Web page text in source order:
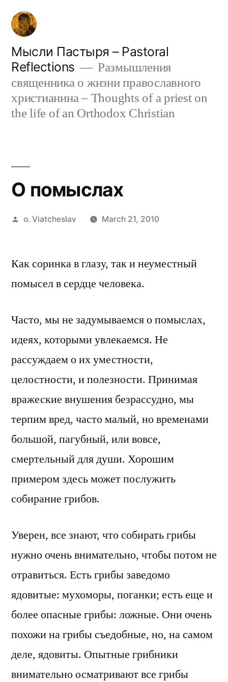
Skip
content
Мысли Пастыря – Pastoral
Reflections
Размышления
священника о жизни православного
христианина – Thoughts of a priest on
the life of an Orthodox Christian
О помыслах
Posted
o. Viatcheslav March 21, 2010
Как соринка в глазу, так и неуместный
помысел в сердце человека.
Часто, мы не задумываемся о помыслах,
идеях, которыми увлекаемся. Не
рассуждаем о их уместности,
целостности, и полезности. Принимая
вражеские внушения безрассудно, мы
терпим вред, часто малый, но временами
большой, пагубный, или вовсе,
смертельный для души. Хорошим
примером здесь может послужить
собирание грибов.
Уверен, все знают, что собирать грибы
нужно очень внимательно, чтобы потом не
отравиться. Есть грибы заведомо
ядовитые: мухоморы, поганки; есть еще и
более опасные грибы: ложные. Они очень
похожи на грибы съедобные, но, на самом
деле, ядовиты. Опытные грибники
внимательно осматривают все грибы